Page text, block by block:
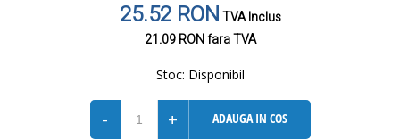
25.52 RONTVA Inclus
21.09 RONfara TVA
Stoc: Disponibil
- + ADAUGA IN COS